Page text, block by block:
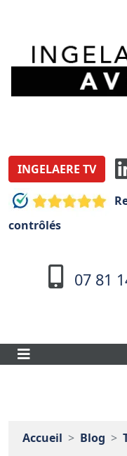
INGELAERE TV
contrôlés
07 81
Accueil Blog